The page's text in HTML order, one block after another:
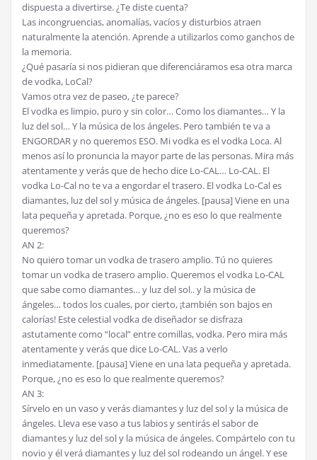
dispuesta a divertirse. ¿Te diste cuenta?
Las incongruencias, anomalías, vacíos y disturbios atraen
naturalmente la atención. Aprende a utilizarlos como ganchos de
la memoria.
¿Qué pasaría si nos pidieran que diferenciáramos esa otra marca
de vodka, LoCal?
Vamos otra vez de paseo, ¿te parece?
El vodka es limpio, puro y sin color… Como los diamantes… Y la
luz del sol… Y la música de los ángeles. Pero también te va a
ENGORDAR y no queremos ESO. Mi vodka es el vodka Loca. Al
menos así lo pronuncia la mayor parte de las personas. Mira más
atentamente y verás que de hecho dice Lo-CAL… Lo-CAL. El
vodka Lo-Cal no te va a engordar el trasero. El vodka Lo-Cal es
diamantes, luz del sol y música de ángeles. [pausa] Viene en una
lata pequeña y apretada. Porque, ¿no es eso lo que realmente
queremos?
AN 2:
No quiero tomar un vodka de trasero amplio. Tú no quieres
tomar un vodka de trasero amplio. Queremos el vodka Lo-CAL
que sabe como diamantes… y luz del sol.. y la música de
ángeles… todos los cuales, por cierto, ¡también son bajos en
calorías! Este celestial vodka de diseñador se disfraza
astutamente como “local” entre comillas, vodka. Pero mira más
atentamente y verás que dice Lo-CAL. Vas a verlo
inmediatamente. [pausa] Viene en una lata pequeña y apretada.
Porque, ¿no es eso lo que realmente queremos?
AN 3:
Sírvelo en un vaso y verás diamantes y luz del sol y la música de
ángeles. Lleva ese vaso a tus labios y sentirás el sabor de
diamantes y luz del sol y la música de ángeles. Compártelo con tu
novio y él verá diamantes y luz del sol rodeando un ángel. Y ese